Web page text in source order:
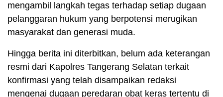
mengambil langkah tegas terhadap setiap dugaan
pelanggaran hukum yang berpotensi merugikan
masyarakat dan generasi muda.
Hingga berita ini diterbitkan, belum ada keterangan
resmi dari Kapolres Tangerang Selatan terkait
konfirmasi yang telah disampaikan redaksi
mengenai dugaan peredaran obat keras tertentu di